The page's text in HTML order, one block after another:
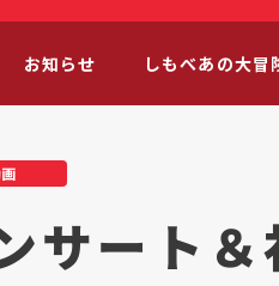
お知らせ しもべあの大冒
サート